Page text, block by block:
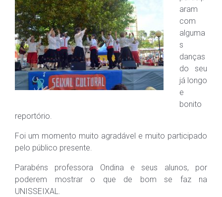
aram
com
alguma
s
danças
do seu
já longo
e
bonito
reportório.
Foi um momento muito agradável e muito participado
pelo público presente.
Parabéns professora Ondina e seus alunos, por
poderem mostrar o que de bom se faz na
UNISSEIXAL.